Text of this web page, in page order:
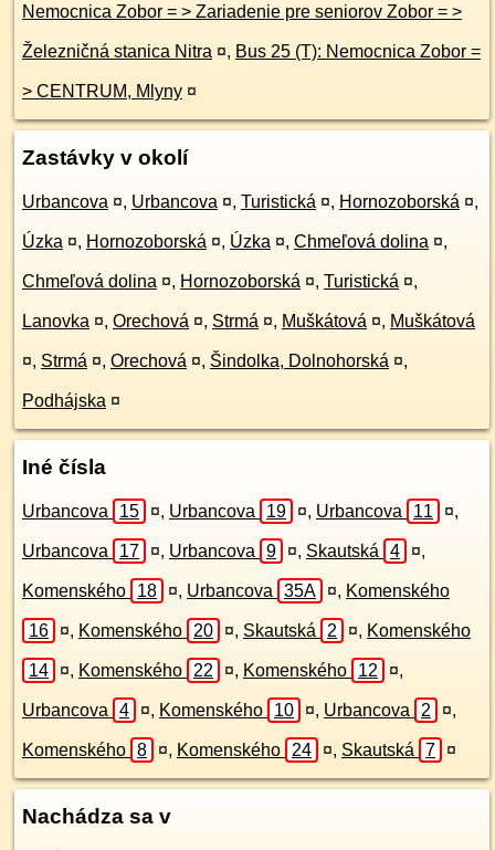
Nemocnica Zobor = > Zariadenie pre seniorov Zobor = >
Železničná stanica Nitra ¤, Bus 25 (T): Nemocnica Zobor =
> CENTRUM, Mlyny ¤
Zastávky v okolí
Urbancova ¤, Urbancova ¤, Turistická ¤, Hornozoborská ¤,
Úzka ¤, Hornozoborská ¤, Úzka ¤, Chmeľová dolina ¤,
Chmeľová dolina ¤, Hornozoborská ¤, Turistická ¤,
Lanovka ¤, Orechová ¤, Strmá ¤, Muškátová ¤, Muškátová
¤, Strmá ¤, Orechová ¤, Šindolka, Dolnohorská ¤,
Podhájska ¤
Iné čísla
Urbancova 15 ¤, Urbancova 19 ¤, Urbancova 11 ¤,
Urbancova 17 ¤, Urbancova 9 ¤, Skautská 4 ¤,
Komenského 18 ¤, Urbancova 35A ¤, Komenského
16 ¤, Komenského 20 ¤, Skautská 2 ¤, Komenského
14 ¤, Komenského 22 ¤, Komenského 12 ¤,
Urbancova 4 ¤, Komenského 10 ¤, Urbancova 2 ¤,
Komenského 8 ¤, Komenského 24 ¤, Skautská 7 ¤
Nachádza sa v